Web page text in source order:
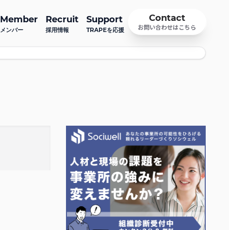
Member
メンバー
Recruit
採用情報
Support
TRAPEを応援
Contact
お問い合わせはこちら